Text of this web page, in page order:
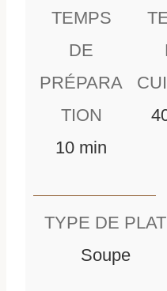
TEMPS
DE
PRÉPARA
TION
10m
n
u
min
TYPE DE PLAT
Soupe